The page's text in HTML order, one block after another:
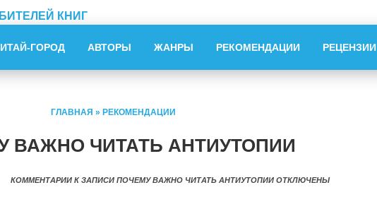
КНИГ
ГОРОД АВТОРЫ ЖАНРЫ РЕКОМЕНДАЦИИ РЕЦЕНЗИИ
ГЛАВНАЯ » РЕКОМЕНДАЦИИ
ВАЖНО ЧИТАТЬ АНТИУТОПИИ
КОММЕНТАРИИК ЗАПИСИ ПОЧЕМУ ВАЖНО ЧИТАТЬ АНТИУТОПИИОТКЛЮЧЕНЫ